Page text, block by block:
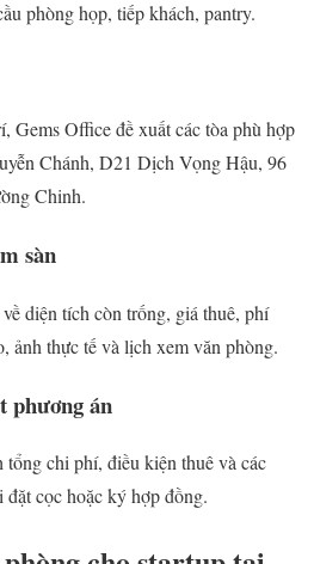
phòng họp, tiếp khách, pantry.
Gems Office đề xuất các tòa phù hợp
Chánh, D21 Dịch Vọng Hậu, 96
Chinh.
sàn
diện tích còn trống, giá thuê, phí
ảnh thực tế và lịch xem văn phòng.
phương án
tổng chi phí, điều kiện thuê và các
cọc hoặc ký hợp đồng.